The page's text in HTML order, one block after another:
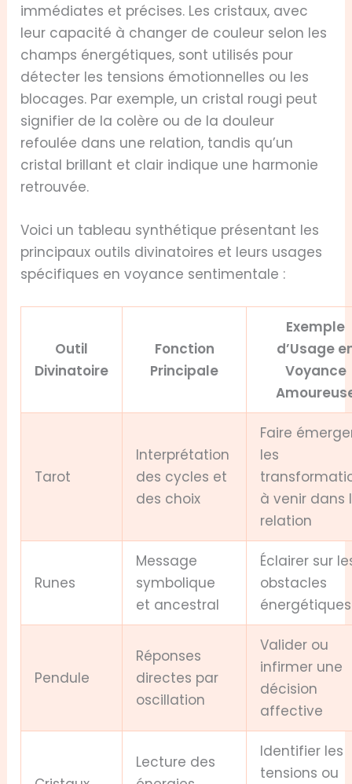
immédiates et précises. Les cristaux, avec
leur capacité à changer de couleur selon les
champs énergétiques, sont utilisés pour
détecter les tensions émotionnelles ou les
blocages. Par exemple, un cristal rougi peut
signifier de la colère ou de la douleur
refoulée dans une relation, tandis qu’un
cristal brillant et clair indique une harmonie
retrouvée.
Voici un tableau synthétique présentant les
principaux outils divinatoires et leurs usages
spécifiques en voyance sentimentale :
Outil
Divinatoire
Fonction
Principale
Exemple
d’Usage
Voyance
Tarot
Interprétation
des cycles et
des choix
Faire
les
à venir dans
relation
Runes
Message
symbolique
et ancestral
Éclairer sur
obstacles
énergétiques
Pendule
Réponses
directes par
oscillation
Valider ou
infirmer une
décision
affective
Lecture des
Identifier les
tensions ou